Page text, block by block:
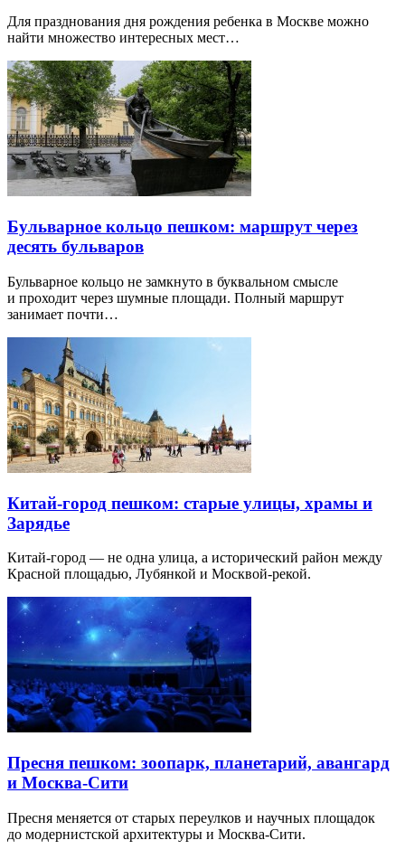
Для празднования дня рождения ребенка в Москве можно
найти множество интересных мест…
Бульварное кольцо пешком: маршрут через
десять бульваров
Бульварное кольцо не замкнуто в буквальном смысле
и проходит через шумные площади. Полный маршрут
занимает почти…
Китай-город пешком: старые улицы, храмы и
Зарядье
Китай-город — не одна улица, а исторический район между
Красной площадью, Лубянкой и Москвой-рекой.
Пресня пешком: зоопарк, планетарий, авангард
и Москва-Сити
Пресня меняется от старых переулков и научных площадок
до модернистской архитектуры и Москва-Сити.